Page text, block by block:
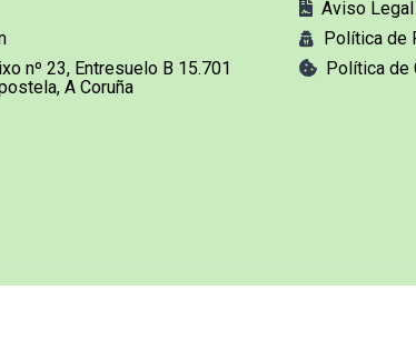
nº 23, Entresuelo B 15.701
A Coruña
Aviso Legal
Política de
Política de